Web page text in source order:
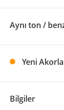
Aynı ton /
Yeni
Bilgiler